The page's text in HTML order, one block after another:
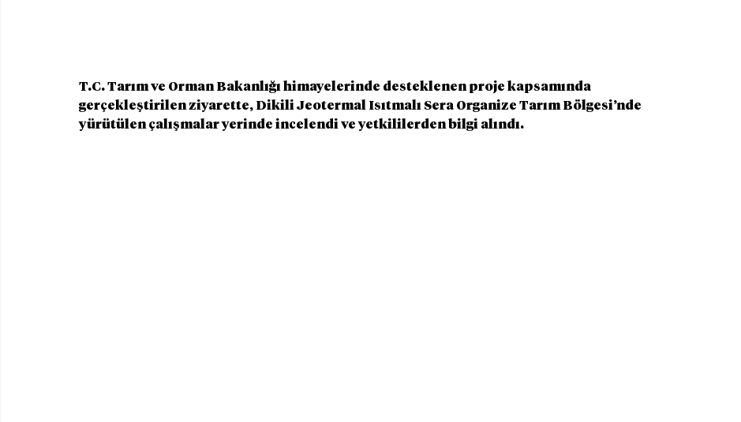
T.C. Tarım ve Orman Bakanlığı himayelerinde desteklenen proje kapsamında
gerçekleştirilen ziyarette, Dikili Jeotermal Isıtmalı Sera Organize Tarım Bölgesi’nde
yürütülen çalışmalar yerinde incelendi ve yetkililerden bilgi alındı.